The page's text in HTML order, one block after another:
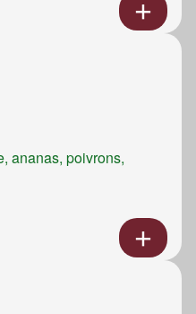
ananas, poivrons,